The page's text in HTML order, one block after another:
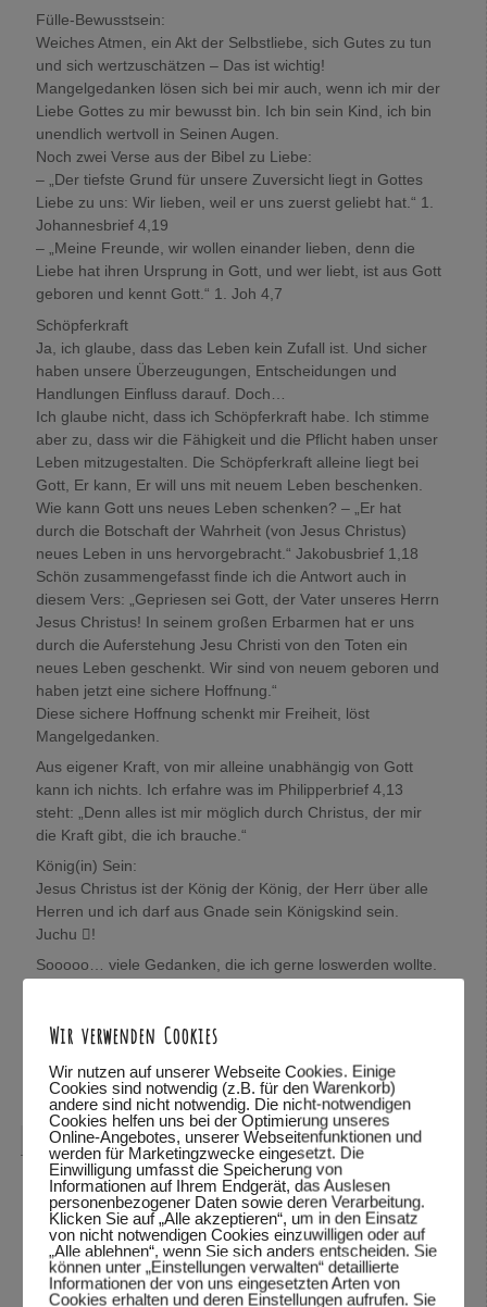
Fülle-Bewusstsein:
Weiches Atmen, ein Akt der Selbstliebe, sich Gutes zu tun
und sich wertzuschätzen – Das ist wichtig!
Mangelgedanken lösen sich bei mir auch, wenn ich mir der
Liebe Gottes zu mir bewusst bin. Ich bin sein Kind, ich bin
unendlich wertvoll in Seinen Augen.
Noch zwei Verse aus der Bibel zu Liebe:
– „Der tiefste Grund für unsere Zuversicht liegt in Gottes
Liebe zu uns: Wir lieben, weil er uns zuerst geliebt hat.“ 1.
Johannesbrief 4,19
– „Meine Freunde, wir wollen einander lieben, denn die
Liebe hat ihren Ursprung in Gott, und wer liebt, ist aus Gott
geboren und kennt Gott.“ 1. Joh 4,7
Schöpferkraft
Ja, ich glaube, dass das Leben kein Zufall ist. Und sicher
haben unsere Überzeugungen, Entscheidungen und
Handlungen Einfluss darauf. Doch…
Ich glaube nicht, dass ich Schöpferkraft habe. Ich stimme
aber zu, dass wir die Fähigkeit und die Pflicht haben unser
Leben mitzugestalten. Die Schöpferkraft alleine liegt bei
Gott, Er kann, Er will uns mit neuem Leben beschenken.
Wie kann Gott uns neues Leben schenken? – „Er hat
durch die Botschaft der Wahrheit (von Jesus Christus)
neues Leben in uns hervorgebracht.“ Jakobusbrief 1,18
Schön zusammengefasst finde ich die Antwort auch in
diesem Vers: „Gepriesen sei Gott, der Vater unseres Herrn
Jesus Christus! In seinem großen Erbarmen hat er uns
durch die Auferstehung Jesu Christi von den Toten ein
neues Leben geschenkt. Wir sind von neuem geboren und
haben jetzt eine sichere Hoffnung.“
Diese sichere Hoffnung schenkt mir Freiheit, löst
Mangelgedanken.
Aus eigener Kraft, von mir alleine unabhängig von Gott
kann ich nichts. Ich erfahre was im Philipperbrief 4,13
steht: „Denn alles ist mir möglich durch Christus, der mir
die Kraft gibt, die ich brauche.“
König(in) Sein:
Jesus Christus ist der König der König, der Herr über alle
Herren und ich darf aus Gnade sein Königskind sein.
Juchu !
Sooooo… viele Gedanken, die ich gerne loswerden wollte.
In Verbundenheit,
Mira
Antworten↓
Wolfgang Dodelsagte am28.10.2015 um 22:08 :
Hallo Mira,
vielen Dank für das mitteilen deiner Gedanken. Schön,
dass du so viele Bibelstellen zitieren kannst und mit uns
teilst.
Was ich über deine Gedanken denke? Ich habe deine
Wir verwenden Cookies
Wir nutzen auf unserer Webseite Cookies. Einige
Cookies sind notwendig (z.B. für den Warenkorb)
andere sind nicht notwendig. Die nicht-notwendigen
Cookies helfen uns bei der Optimierung unseres
Online-Angebotes, unserer Webseitenfunktionen und
werden für Marketingzwecke eingesetzt. Die
Einwilligung umfasst die Speicherung von
Informationen auf Ihrem Endgerät, das Auslesen
personenbezogener Daten sowie deren Verarbeitung.
Klicken Sie auf „Alle akzeptieren“, um in den Einsatz
von nicht notwendigen Cookies einzuwilligen oder auf
„Alle ablehnen“, wenn Sie sich anders entscheiden. Sie
können unter „Einstellungen verwalten“ detaillierte
Informationen der von uns eingesetzten Arten von
Cookies erhalten und deren Einstellungen aufrufen. Sie